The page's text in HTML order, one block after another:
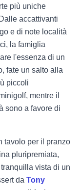
più uniche
accattivanti
e di note località
la famiglia
l'essenza di un
fate un salto alla
piccoli
mentre il
sono a favore di
tavolo per il pranzo
pluripremiata,
vista di un
da Tony